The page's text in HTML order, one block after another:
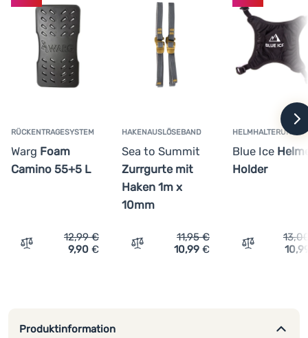
Hilfe &
Kontakte
Über
Anmelden /
Registrieren
RÜCKENTRAGESYSTEM
Warg Foam
Camino 55+5 L
Vergleichen
12,99€
9,90 €
HAKENAUSLÖSEBAND
Sea to Summit
Zurrgurte mit
Haken 1m x
10mm
Vergleichen
11,95€
10,99 €
HELMHALTERUNG
Blue Ice
Holder
Vergleichen
Produktinformation